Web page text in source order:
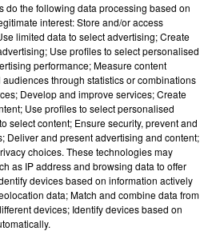
19 sec)
do the following data processing based on
interest: Store and/or access
limited data to select advertising; Create
Use profiles to select personalised
performance; Measure content
through statistics or combinations
Develop and improve services; Create
Use profiles to select personalised
select content; Ensure security, prevent and
Deliver and present advertising and content;
choices. These technologies may
as IP address and browsing data to offer
devices based on information actively
data; Match and combine data from
devices; Identify devices based on